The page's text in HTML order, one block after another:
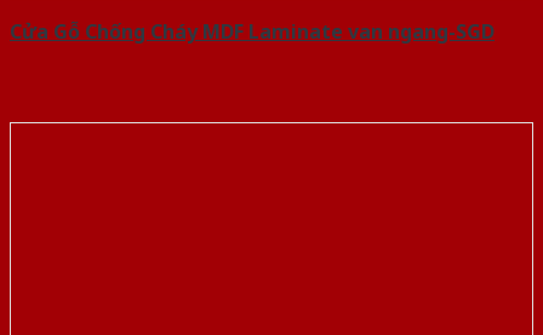
Cửa Gỗ Chống Cháy MDF Laminate van ngang-SGD